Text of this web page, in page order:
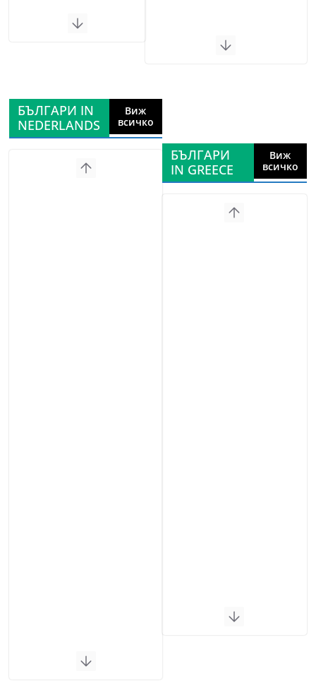
БЪЛГАРИ IN
NEDERLANDS
Виж
всичко
БЪЛГАРИ
IN GREECE
Виж
всичко